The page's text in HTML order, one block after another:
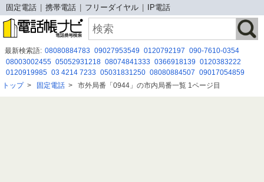
固定電話 携帯電話 フリーダイヤル IP電話
最新検索語: 08080884783 09027953549 0120792197 090-7610-0354
08003002455 05052931218 08074841333 0366918139 0120383222
0120919985 03 4214 7233 05031831250 08080884507 09017054859
05054821007
09043109816 050-3175-1652 08073095723
トップ> 固定電話 > 市外局番「0944」の市内局番一覧 1ページ目